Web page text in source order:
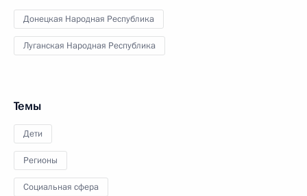
Донецкая Народная Республика
Луганская Народная Республика
Темы
Дети
Регионы
Социальная сфера